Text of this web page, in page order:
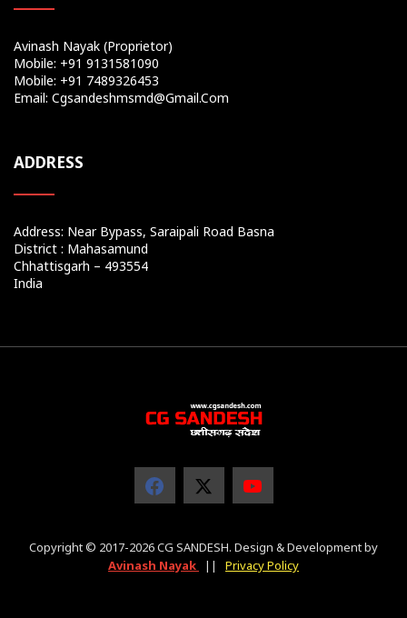
Avinash Nayak (Proprietor)
Mobile: +91 9131581090
Mobile: +91 7489326453
Email: Cgsandeshmsmd@gmail.com
ADDRESS
Address: Near Bypass, Saraipali Road Basna
District : Mahasamund
Chhattisgarh – 493554
India
Copyright © 2017-2026 CG SANDESH. Design & Development by
Avinash Nayak
|| Privacy Policy